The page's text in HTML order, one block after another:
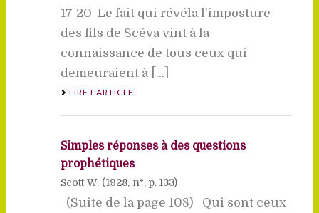
17-20  Le fait qui révéla l’imposture
des fils de Scéva vint à la
connaissance de tous ceux qui
demeuraient à [...]
LIRE L'ARTICLE
Simples réponses à des questions
prophétiques
Scott W. (1928, n°, p. 133)
(Suite de la page 108) Qui sont ceux